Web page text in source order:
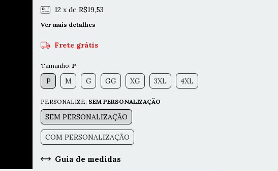
12 x de R$19,53
Ver mais detalhes
Frete grátis
Tamanho: P
P M G GG XG 3XL 4XL
PERSONALIZE: SEM PERSONALIZAÇÃO
SEM PERSONALIZAÇÃO
COM PERSONALIZAÇÃO
Guia de medidas